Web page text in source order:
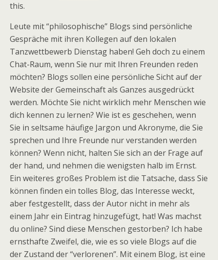
this.
Leute mit “philosophische” Blogs sind persönliche
Gespräche mit ihren Kollegen auf den lokalen
Tanzwettbewerb Dienstag haben! Geh doch zu einem
Chat-Raum, wenn Sie nur mit Ihren Freunden reden
möchten? Blogs sollen eine persönliche Sicht auf der
Website der Gemeinschaft als Ganzes ausgedrückt
werden. Möchte Sie nicht wirklich mehr Menschen wie
dich kennen zu lernen? Wie ist es geschehen, wenn
Sie in seltsame häufige Jargon und Akronyme, die Sie
sprechen und Ihre Freunde nur verstanden werden
können? Wenn nicht, halten Sie sich an der Frage auf
der hand, und nehmen die wenigsten halb im Ernst.
Ein weiteres großes Problem ist die Tatsache, dass Sie
können finden ein tolles Blog, das Interesse weckt,
aber festgestellt, dass der Autor nicht in mehr als
einem Jahr ein Eintrag hinzugefügt, hat! Was machst
du online? Sind diese Menschen gestorben? Ich habe
ernsthafte Zweifel, die, wie es so viele Blogs auf die
der Zustand der “verlorenen”. Mit einem Blog, ist eine